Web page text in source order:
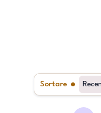
Sortare